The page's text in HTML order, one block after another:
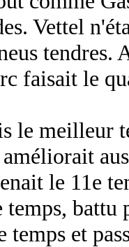
Vettel
tendres.
faisait le
le meilleur
améliorait
le 11e
temps et